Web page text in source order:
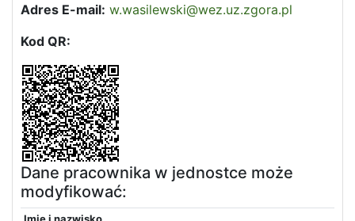
Adres E-mail: w.wasilewski@wez.uz.zgora.pl
Kod QR:
Dane pracownika w jednostce może
modyfikować: